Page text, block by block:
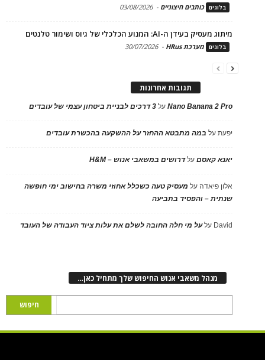
בלוגים כותבים חיצוניים -
03/08/2026
מיתוג מעסיק בעידן ה-AI: המנוע הכלכלי של גיוס ושימור טלנטים
בלוגים מערכת HRus -
30/07/2026
תגובות אחרונות
Nano Banana 2 Proעל 3 דרכים לבניית ביטחון עצמי של עובדים
יפעתעל במה מתבטא ההחזר על ההשקעה בהכשרת עובדים
יאנא קאסםעלדרושים במשאבי אנוש – H&M
אלון פיאדה על מעסיק טעה כשכלל אחוזי משרה בחישוב ימי חופשה
שנתית – והפסיד בתביעה
David עלעל מי חלה החובה לשלם את עלות ציוד העבודה של העובד
מנהל משאבי אנוש החיפוש שלך מתחיל כאן…